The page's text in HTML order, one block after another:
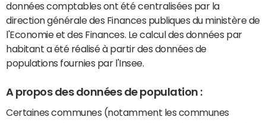
données comptables ont été centralisées par la
direction générale des Finances publiques du ministère de
l'Economie et des Finances. Le calcul des données par
habitant a été réalisé à partir des données de
populations fournies par l'Insee.
A propos des données de population :
Certaines communes (notamment les communes